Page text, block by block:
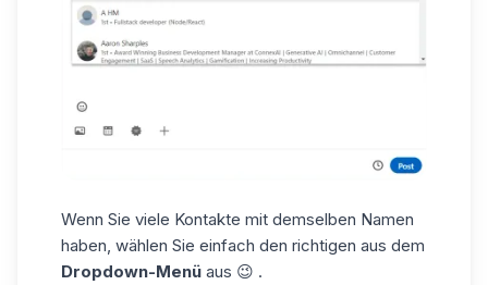
Wenn Sie viele Kontakte mit demselben Namen
haben, wählen Sie einfach den richtigen aus dem
Dropdown-Menü aus 😉 .